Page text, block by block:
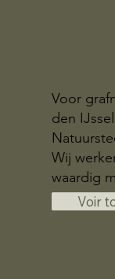
Voor
den
Wij
waardig
Voir